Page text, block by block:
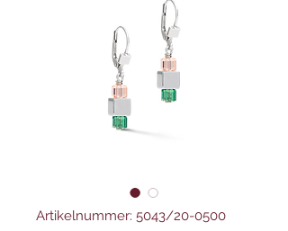
Artikelnummer: 5043/20-0500